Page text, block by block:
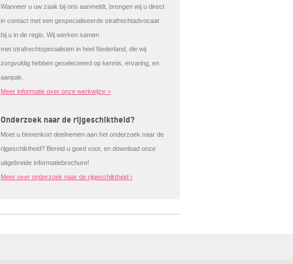
Wanneer u uw zaak bij ons aanmeldt, brengen wij u direct
in contact met een gespecialiseerde strafrechtadvocaat
bij u in de regio. Wij werken samen
met strafrechtspecialisten in heel Nederland, die wij
zorgvuldig hebben geselecteerd op kennis, ervaring, en
aanpak.
Meer informatie over onze werkwijze >
Onderzoek naar de rijgeschiktheid?
Moet u binnenkort deelnemen aan het onderzoek naar de
rijgeschiktheid? Bereid u goed voor, en download onze
uitgebreide informatiebrochure!
Meer over onderzoek naar de rijgeschiktheid ›